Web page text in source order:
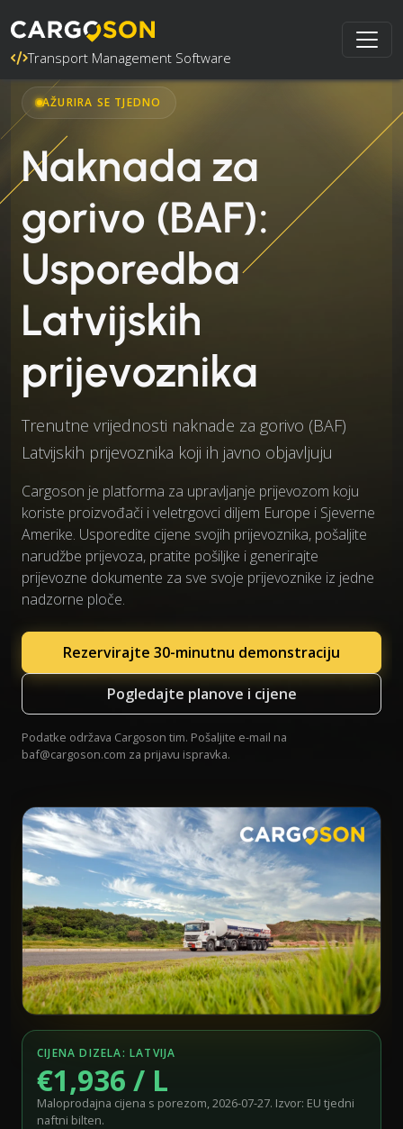
Transport Management Software
AŽURIRA SE TJEDNO
Naknada za
gorivo (BAF):
Usporedba
Latvijskih
prijevoznika
Trenutne vrijednosti naknade za gorivo (BAF)
Latvijskih prijevoznika koji ih javno objavljuju
Cargoson je platforma za upravljanje prijevozom koju
koriste proizvođači i veletrgovci diljem Europe i Sjeverne
Amerike. Usporedite cijene svojih prijevoznika, pošaljite
narudžbe prijevoza, pratite pošiljke i generirajte
prijevozne dokumente za sve svoje prijevoznike iz jedne
nadzorne ploče.
Rezervirajte 30-minutnu demonstraciju
Pogledajte planove i cijene
Podatke održava Cargoson tim. Pošaljite e-mail na
baf@cargoson.com za prijavu ispravka.
CIJENA DIZELA: LATVIJA
€1,936 / L
Maloprodajna cijena s porezom, 2026-07-27. Izvor: EU tjedni
naftni bilten.